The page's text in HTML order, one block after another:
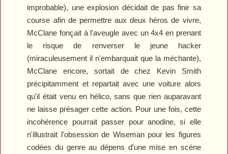
improbable), une explosion décidait de pas finir sa
course afin de permettre aux deux héros de vivre,
McClane fonçait à l'aveugle avec un 4x4 en prenant
le risque de renverser le jeune hacker
(miraculeusement il n'embarquait que la méchante),
McClane encore, sortait de chez Kevin Smith
précipitamment et repartait avec une voiture alors
qu'il était venu en hélico, sans que rien auparavant
ne laisse présager cette action. Pour une fois, cette
incohérence pourrait passer pour anodine, si elle
n'illustrait l'obsession de Wiseman pour les figures
codées du genre au dépens d'une mise en scène